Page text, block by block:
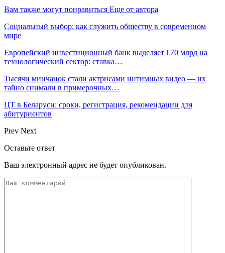
Вам также могут понравиться Еще от автора
Социальный выбор: как служить обществу в современном
мире
Европейский инвестиционный банк выделяет €70 млрд на
технологический сектор: ставка…
Тысячи минчанок стали актрисами интимных видео — их
тайно снимали в примерочных…
ЦТ в Беларуси: сроки, регистрация, рекомендации для
абитуриентов
Prev Next
Оставьте ответ
Ваш электронный адрес не будет опубликован.